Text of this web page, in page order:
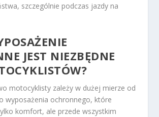
szczególnie podczas jazdy na
JEST NIEZBĘDNE
motocyklisty zależy w dużej mierze od
wyposażenia ochronnego, które
komfort, ale przede wszystkim